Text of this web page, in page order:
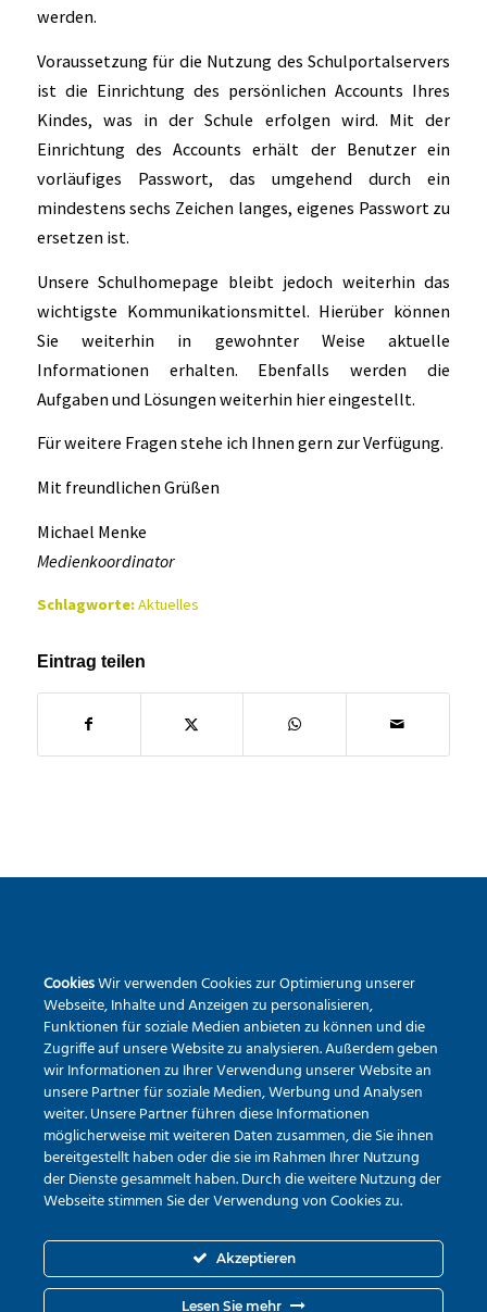
werden.
Voraussetzung für die Nutzung des Schulportalservers
ist die Einrichtung des persönlichen Accounts Ihres
Kindes, was in der Schule erfolgen wird. Mit der
Einrichtung des Accounts erhält der Benutzer ein
vorläufiges Passwort, das umgehend durch ein
mindestens sechs Zeichen langes, eigenes Passwort zu
ersetzen ist.
Unsere Schulhomepage bleibt jedoch weiterhin das
wichtigste Kommunikationsmittel. Hierüber können
Sie weiterhin in gewohnter Weise aktuelle
Informationen erhalten. Ebenfalls werden die
Aufgaben und Lösungen weiterhin hier eingestellt.
Für weitere Fragen stehe ich Ihnen gern zur Verfügung.
Mit freundlichen Grüßen
Michael Menke
Medienkoordinator
Schlagworte:Aktuelles
Eintrag teilen
Pietrapaola-Platz 4
59581 Warstein
Tel.:02902 – 9791840
Erreichbarkeit via Mail
CookiesWir verwenden Cookies zur Optimierung unserer
Webseite, Inhalte und Anzeigen zu personalisieren,
Funktionen für soziale Medien anbieten zu können und die
Zugriffe auf unsere Website zu analysieren. Außerdem geben
wir Informationen zu Ihrer Verwendung unserer Website an
unsere Partner für soziale Medien, Werbung und Analysen
weiter. Unsere Partner führen diese Informationen
möglicherweise mit weiteren Daten zusammen, die Sie ihnen
bereitgestellt haben oder die sie im Rahmen Ihrer Nutzung
der Dienste gesammelt haben. Durch die weitere Nutzung der
Webseite stimmen Sie der Verwendung von Cookies zu.
Akzeptieren
Lesen Sie mehr